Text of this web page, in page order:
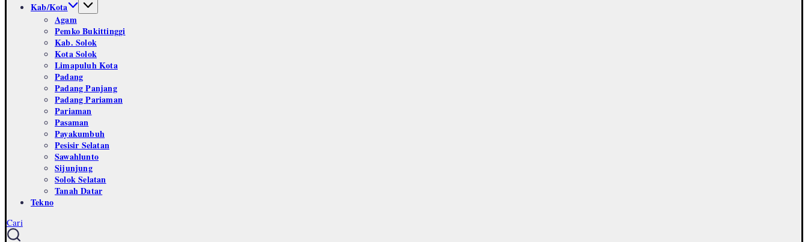
Kab/Kota
Agam
Pemko Bukittinggi
Kab. Solok
Kota Solok
Limapuluh Kota
Padang
Padang Panjang
Padang Pariaman
Pariaman
Pasaman
Payakumbuh
Pesisir Selatan
Sawahlunto
Sijunjung
Solok Selatan
Tanah Datar
Tekno
Cari